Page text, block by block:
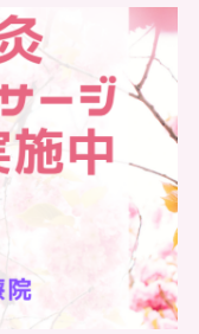
入居者様や利